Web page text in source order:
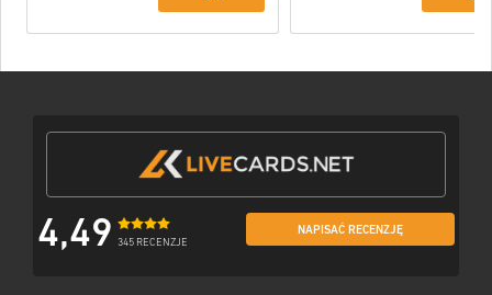
4,49 345 RECENZJE
NAPISAĆ RECENZJĘ